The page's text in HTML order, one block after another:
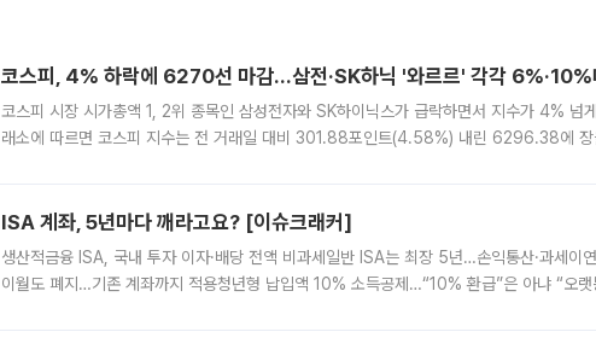
코스피, 4% 하락에 6270선 마감…삼전·SK하닉 '와르르' 각각 6%·10%
코스피 시장 시가총액 1, 2위 종목인 삼성전자와 SK하이닉스가 급락하면서 지수가 4% 넘
래소에 따르면 코스피 지수는 전 거래일 대비 301.88포인트(4.58%) 내린 6296.38에 장
ISA 계좌, 5년마다 깨라고요? [이슈크래커]
생산적금융 ISA, 국내 투자 이자·배당 전액 비과세일반 ISA는 최장 5년…손익통산·과세이
이월도 폐지…기존 계좌까지 적용청년형 납입액 10% 소득공제…“10% 환급”은 아냐 “오랫